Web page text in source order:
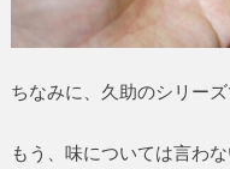
ちなみに、久助のシリー
もう、味については言わ